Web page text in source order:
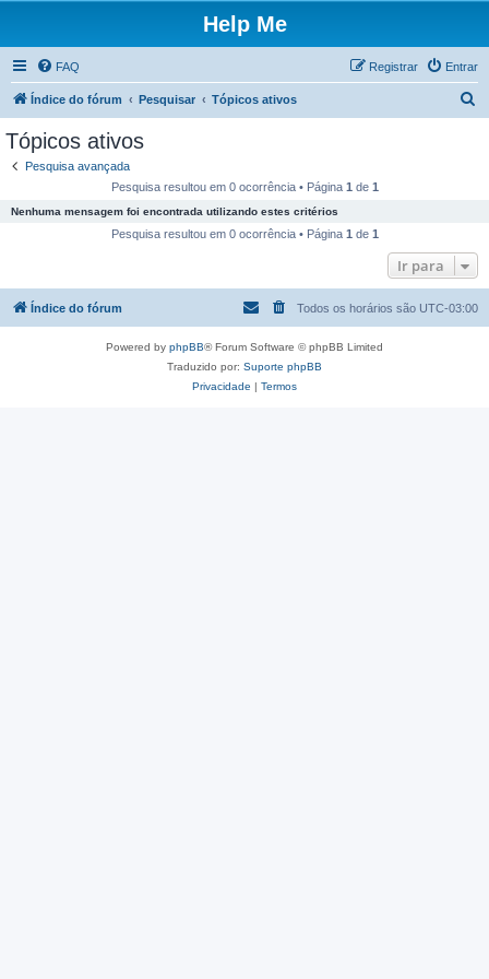
Help Me
FAQ Entrar
Registrar
Índice do fórum Pesquisar Tópicos ativos
s
r
Tópicos ativos
Pesquisa avançada
Pesquisa resultou em 0 ocorrência • Página 1 de 1
Nenhuma mensagem foi encontrada utilizando estes critérios
Pesquisa resultou em 0 ocorrência • Página 1 de 1
Ir para
Índice do fórum Todos os horários são UTC-03:00
Powered by phpBB® Forum Software © phpBB Limited
Traduzido por: Suporte phpBB
Privacidade | Termos